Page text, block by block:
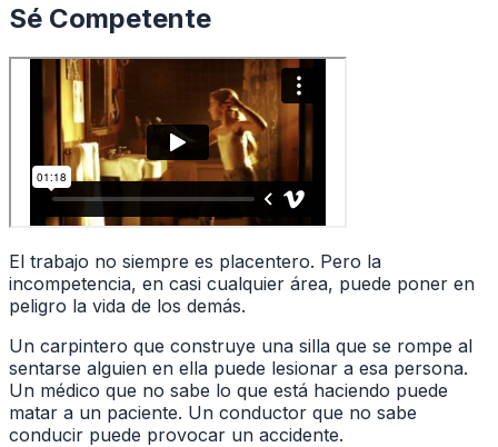
Sé Competente
El trabajo no siempre es placentero. Pero la
incompetencia, en casi cualquier área, puede poner en
peligro la vida de los demás.
Un carpintero que construye una silla que se rompe al
sentarse alguien en ella puede lesionar a esa persona.
Un médico que no sabe lo que está haciendo puede
matar a un paciente. Un conductor que no sabe
conducir puede provocar un accidente.